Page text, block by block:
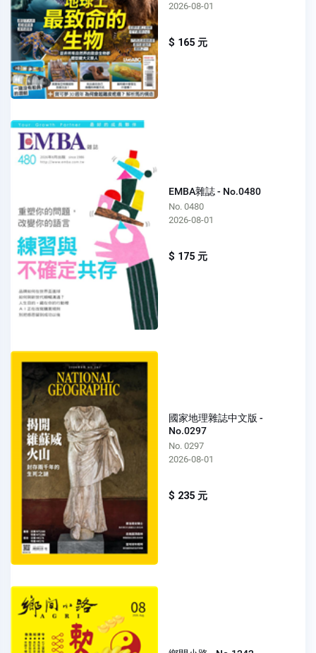
2026-08-01
$ 165 元
EMBA雜誌 - No.0480
No. 0480
2026-08-01
$ 175 元
國家地理雜誌中文版 -
No.0297
No. 0297
2026-08-01
$ 235 元